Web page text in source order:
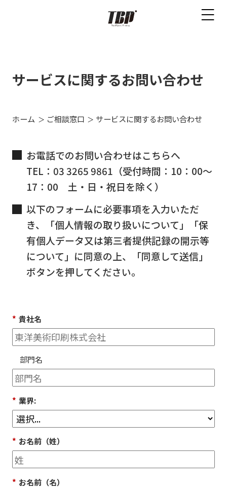
サービスに関するお問い合わせ
ホーム ご相談窓口 サービスに関するお問い合わせ
お電話でのお問い合わせはこちらへ
TEL：03 3265 9861（受付時間：10：00～
17：00 土・日・祝日を除く）
以下のフォームに必要事項を入力いただ
き、「個人情報の取り扱いについて」「保
有個人データ又は第三者提供記録の開示等
について」に同意の上、「同意して送信」
ボタンを押してください。
* 貴社名
部門名
* 業界:
* お名前（姓）
* お名前（名）